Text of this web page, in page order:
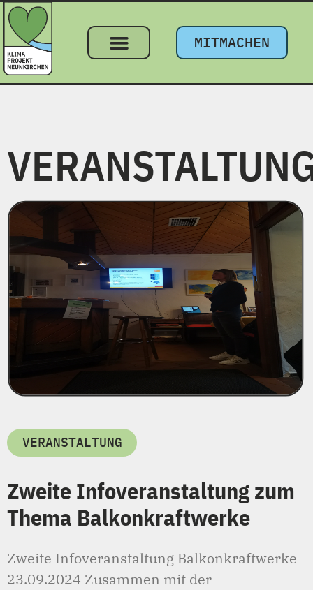
MITMACHEN
VERANSTALTUNG
Zweite Infoveranstaltung zum
Thema Balkonkraftwerke
Zweite Infoveranstaltung Balkonkraftwerke
23.09.2024 Zusammen mit der